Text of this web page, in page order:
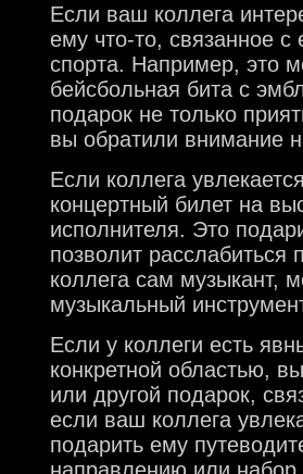
Если ваш коллега
ему что-то, связанное
спорта. Например, это
бейсбольная бита с
подарок не только
вы обратили внимание
Если коллега
концертный билет на
исполнителя. Это
позволит
коллега сам музыкант,
музыкальный
Если у коллеги есть
конкретной областью,
или другой подарок,
если ваш коллега
подарить ему